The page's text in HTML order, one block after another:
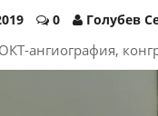
0 Голубев
ангиография,